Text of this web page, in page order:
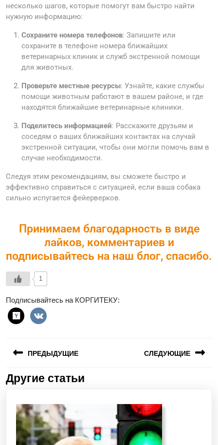
несколько шагов, которые помогут вам быстро найти
нужную информацию:
Сохраните номера телефонов: Запишите или
сохраните в телефоне номера ближайших
ветеринарных клиник и служб экстренной помощи
для животных.
Проверьте местные ресурсы: Узнайте, какие службы
помощи животным работают в вашем районе, и где
находятся ближайшие ветеринарные клиники.
Поделитесь информацией: Расскажите друзьям и
соседям о ваших ближайших контактах на случай
экстренной ситуации, чтобы они могли помочь вам в
случае необходимости.
Следуя этим рекомендациям, вы сможете быстро и
эффективно справиться с ситуацией, если ваша собака
сильно испугается фейерверков.
Принимаем благодарность в виде
лайков, комментариев и
подписывайтесь на наш блог, спасибо.
1
Подписывайтесь на КОРГИТЕКУ:
ПРЕДЫДУЩИЕ СЛЕДУЮЩИЕ
Другие статьи